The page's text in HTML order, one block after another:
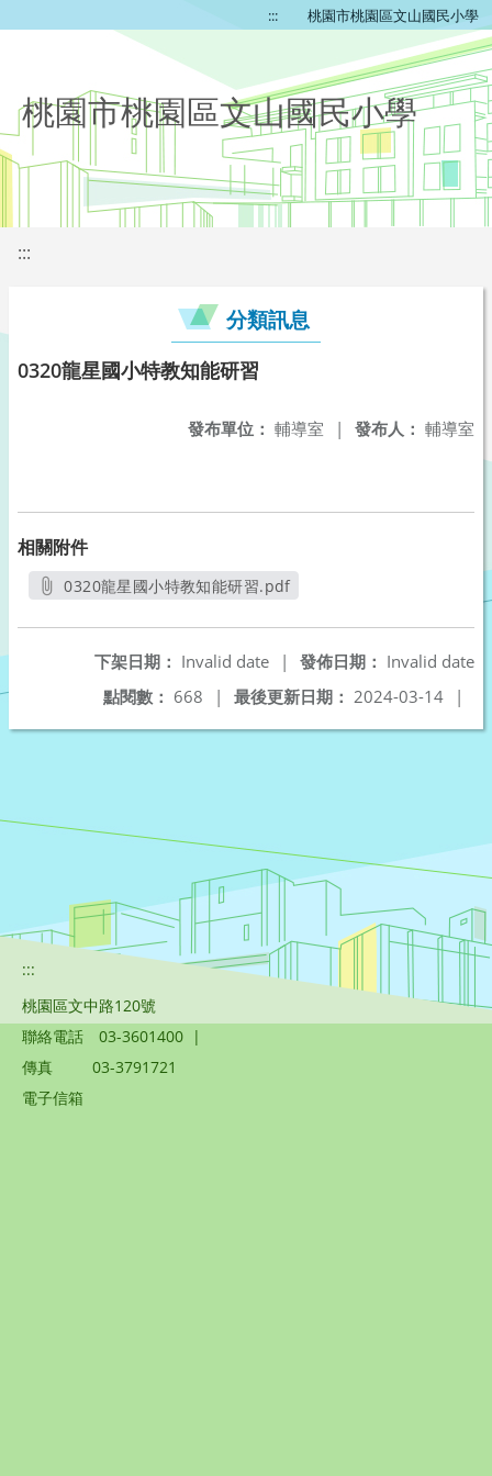
::: 桃園市桃園區文山國民小學
桃園市桃園區文山國民小學
:::
分類訊息
0320龍星國小特教知能研習
發布人： 輔導室
發布單位： 輔導室 |
相關附件
0320龍星國小特教知能研習.pdf
發佈日期： Invalid date
下架日期： Invalid date
|
最後更新日期： 2024-03-14 |
點閱數： 668 |
:::
桃園區文中路120號
聯絡電話
03-3601400 |
傳真
03-3791721
電子信箱